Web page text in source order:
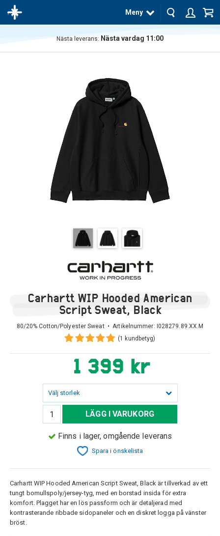
Meny
Nästa leverans: Nästa vardag 11:00
Carhartt WIP Hooded American
Script Sweat, Black
80/20% Cotton/Polyester Sweat • Artikelnummer: I028279.89.XX.M
(1 kundbetyg)
1 399 kr
Välj storlek
LÄGG I VARUKORG
Finns i lager, omgående leverans
Spara i önskelista
Carhartt WIP Hooded American Script Sweat, Black är tillverkad av ett
tungt bomullspoly/jersey-tyg, med en borstad insida för extra
komfort. Plagget har en lös passform och är detaljerad med
kontrasterande ribbade sidopaneler och en diskret logga på vänster
bröst.